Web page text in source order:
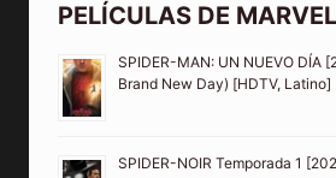
PELÍCULAS DE MARVEL
SPIDER-MAN: UN NUEVO DÍA
Brand New Day) [HDTV, Latino]
SPIDER-NOIR Temporada 1